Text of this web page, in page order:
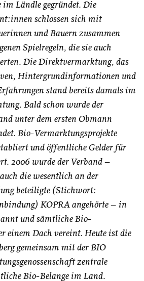
im Ländle gegründet. Die
schlossen sich mit
und Bauern zusammen
Spielregeln, die sie auch
Die Direktvermarktung, das
Hintergrundinformationen und
stand bereits damals im
Bald schon wurde der
unter dem ersten Obmann
Bio-Vermarktungsprojekte
und öffentliche Gelder für
2006 wurde der Verband –
die wesentlich an der
beteiligte (Stichwort:
KOPRA angehörte – in
und sämtliche Bio-
einem Dach vereint. Heute ist die
gemeinsam mit der BIO
zentrale
Bio-Belange im Land.